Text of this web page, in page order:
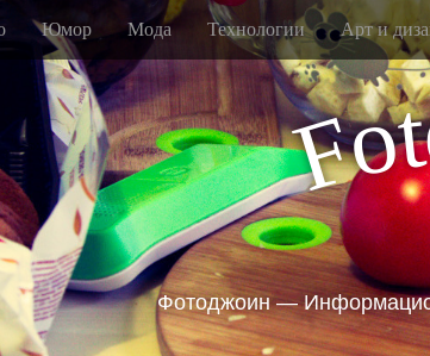
Юмор Мода Технологии Арт и
Fot
Фотоджоин —